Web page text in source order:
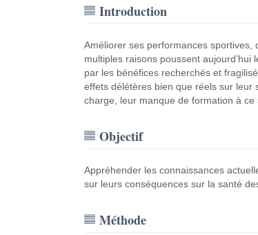
Introduction
Améliorer ses performances sportives,
multiples raisons poussent
par les bénéfices recherchés et
effets délétères bien que réels sur leur
charge, leur manque de formation à ce
Objectif
Appréhender les connaissances
sur leurs conséquences sur la santé
Méthode